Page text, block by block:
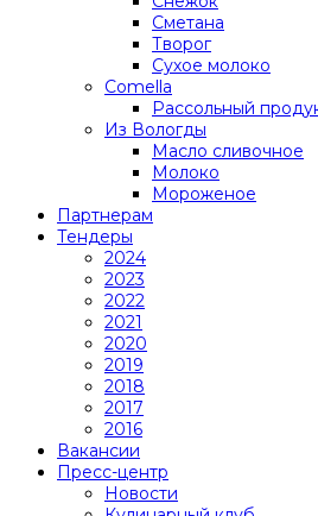
Сметана
Творог
Сухое молоко
Comеlla
Рассольный
Из Вологды
Масло сливочное
Молоко
Мороженое
Партнерам
Тендеры
2024
2023
2022
2021
2020
2019
2018
2017
2016
Вакансии
Пресс-центр
Новости